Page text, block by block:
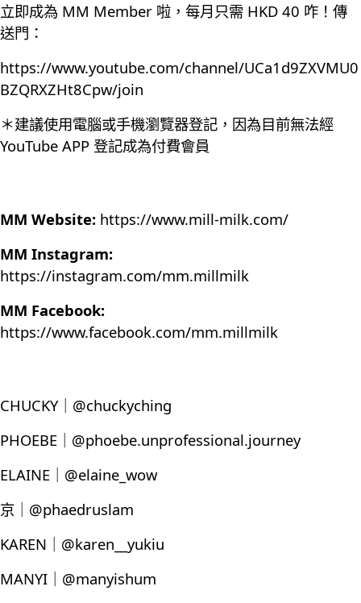
立即成為 MM Member 啦，每月只需 HKD 40 咋！傳
送門：
https://www.youtube.com/channel/UCa1d9ZXVMU0
BZQRXZHt8Cpw/join
＊建議使用電腦或手機瀏覽器登記，因為目前無法經
YouTube APP 登記成為付費會員
MM Website: https://www.mill-milk.com/
MM Instagram:
https://instagram.com/mm.millmilk
MM Facebook:
https://www.facebook.com/mm.millmilk
CHUCKY｜@chuckyching
PHOEBE｜@phoebe.unprofessional.journey
ELAINE｜@elaine_wow
京｜@phaedruslam
KAREN｜@karen__yukiu
MANYI｜@manyishum